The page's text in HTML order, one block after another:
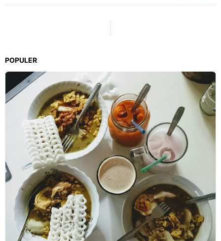
POPULER